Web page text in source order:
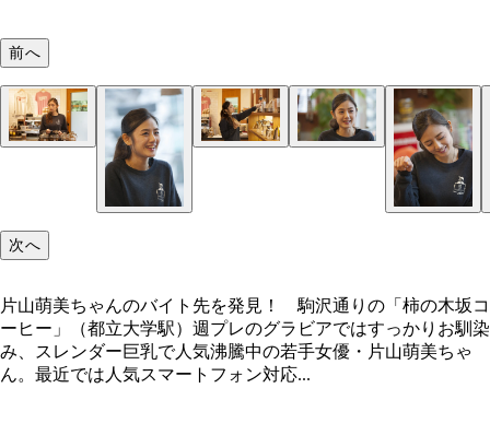
片山萌美ちゃんのバイト先を発見！ 駒沢通りの
木坂コーヒー」（都立大学駅）
前へ
次へ
片山萌美ちゃんのバイト先を発見！ 駒沢通りの「柿の木坂コ
ーヒー」（都立大学駅）週プレのグラビアではすっかりお馴染
み、スレンダー巨乳で人気沸騰中の若手女優・片山萌美ちゃ
ん。最近では人気スマートフォン対応...